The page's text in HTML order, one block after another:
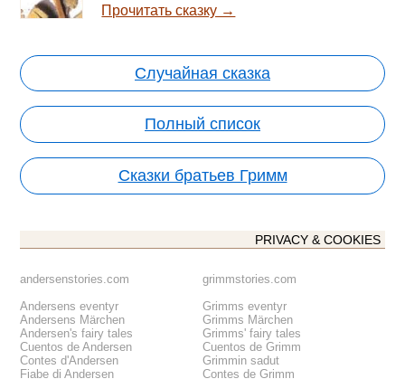
Прочитать сказку →
Случайная сказка
Полный список
Сказки братьев Гримм
PRIVACY & COOKIES
andersenstories.com
Andersens eventyr
Andersens Märchen
Andersen's fairy tales
Cuentos de Andersen
Contes d'Andersen
Fiabe di Andersen
grimmstories.com
Grimms eventyr
Grimms Märchen
Grimms' fairy tales
Cuentos de Grimm
Grimmin sadut
Contes de Grimm